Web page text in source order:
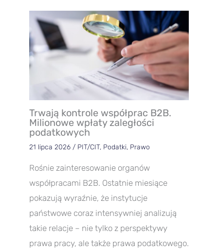
Trwają kontrole współprac B2B.
Milionowe wpłaty zaległości
podatkowych
21 lipca 2026 / PIT/CIT, Podatki, Prawo
Rośnie zainteresowanie organów
współpracami B2B. Ostatnie miesiące
pokazują wyraźnie, że instytucje
państwowe coraz intensywniej analizują
takie relacje – nie tylko z perspektywy
prawa pracy, ale także prawa podatkowego.